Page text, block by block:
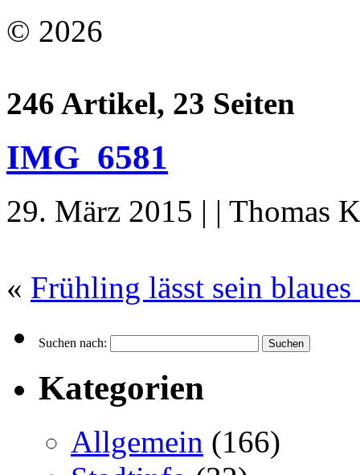
© 2026
246 Artikel, 23 Seiten
IMG_6581
29. März 2015 | | Thomas
« Frühling lässt sein
Suchen nach:
Kategorien
Allgemein (166)